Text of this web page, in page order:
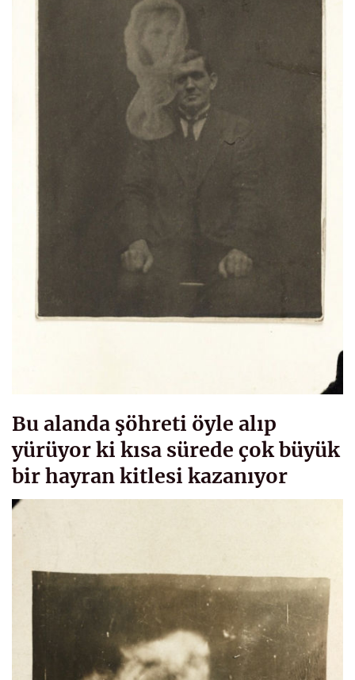
Bu alanda şöhreti öyle alıp
yürüyor ki kısa sürede çok büyük
bir hayran kitlesi kazanıyor